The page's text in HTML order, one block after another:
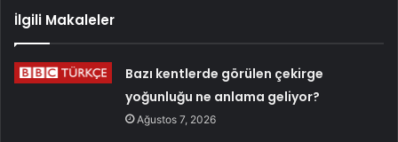
İlgili Makaleler
Bazı kentlerde görülen çekirge
yoğunluğu ne anlama geliyor?
Ağustos 7, 2026